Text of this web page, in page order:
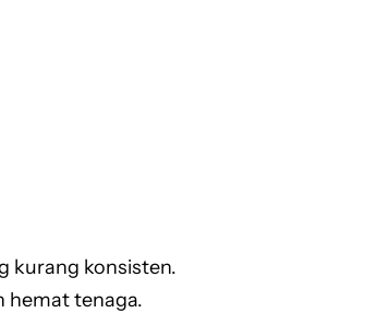
kurang konsisten.
hemat tenaga.